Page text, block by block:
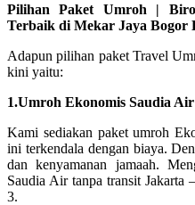
Pilihan Paket Umroh |
Terbaik di Mekar Jaya Bogor
Adapun pilihan paket Travel
kini yaitu:
1.Umroh Ekonomis Saudia Air
Kami sediakan paket umroh
ini terkendala dengan biaya.
dan kenyamanan jamaah.
Saudia Air tanpa transit Jakarta
3.